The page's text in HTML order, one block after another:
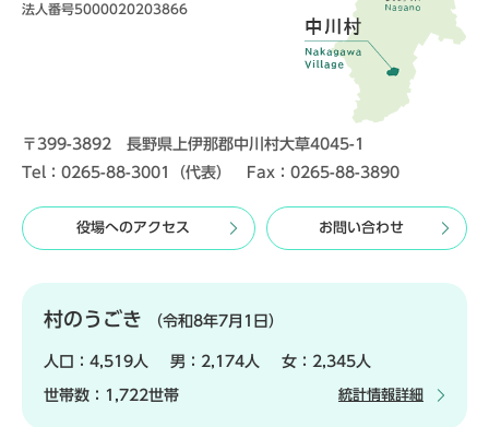
法人番号5000020203866
〒399-3892 長野県上伊那郡中川村大草4045-1
Tel：0265-88-3001（代表） Fax：0265-88-3890
役場へのアクセス お問い合わせ
村のうごき （令和8年7月1日）
人口： 4,519人 男： 2,174人 女： 2,345人
世帯数： 1,722世帯 統計情報詳細